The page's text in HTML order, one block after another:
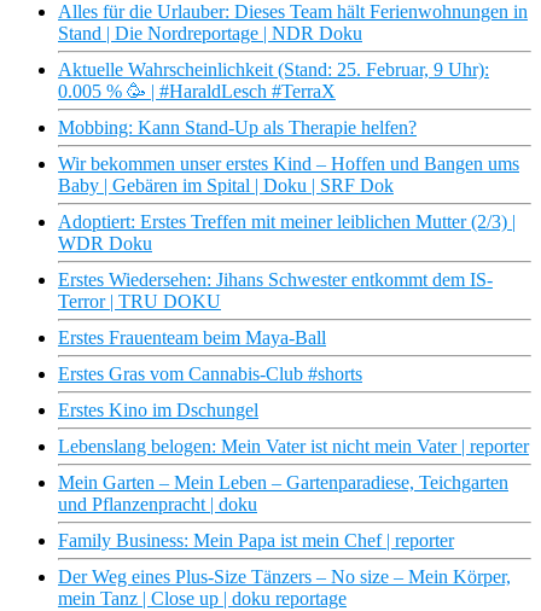
Alles für die Urlauber: Dieses Team hält Ferienwohnungen in
Stand | Die Nordreportage | NDR Doku
Aktuelle Wahrscheinlichkeit (Stand: 25. Februar, 9 Uhr):
0.005 % 🥳 | #HaraldLesch #TerraX
Mobbing: Kann Stand-Up als Therapie helfen?
Wir bekommen unser erstes Kind – Hoffen und Bangen ums
Baby | Gebären im Spital | Doku | SRF Dok
Adoptiert: Erstes Treffen mit meiner leiblichen Mutter (2/3) |
WDR Doku
Erstes Wiedersehen: Jihans Schwester entkommt dem IS-
Terror | TRU DOKU
Erstes Frauenteam beim Maya-Ball
Erstes Gras vom Cannabis-Club #shorts
Erstes Kino im Dschungel
Lebenslang belogen: Mein Vater ist nicht mein Vater | reporter
Mein Garten – Mein Leben – Gartenparadiese, Teichgarten
und Pflanzenpracht | doku
Family Business: Mein Papa ist mein Chef | reporter
Der Weg eines Plus-Size Tänzers – No size – Mein Körper,
mein Tanz | Close up | doku reportage